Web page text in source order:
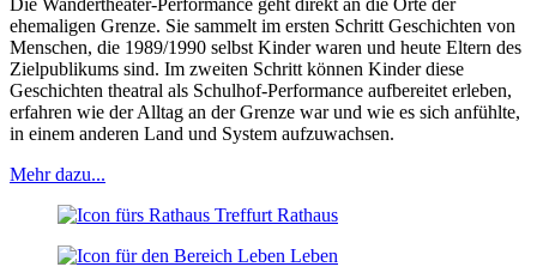
ehemaligen Grenze. Sie sammelt im ersten Schritt Geschichten von
Menschen, die 1989/1990 selbst Kinder waren und heute Eltern des
Zielpublikums sind. Im zweiten Schritt können Kinder diese
Geschichten theatral als Schulhof-Performance aufbereitet erleben,
erfahren wie der Alltag an der Grenze war und wie es sich anfühlte,
in einem anderen Land und System aufzuwachsen.
Mehr dazu...
Rathaus
Leben